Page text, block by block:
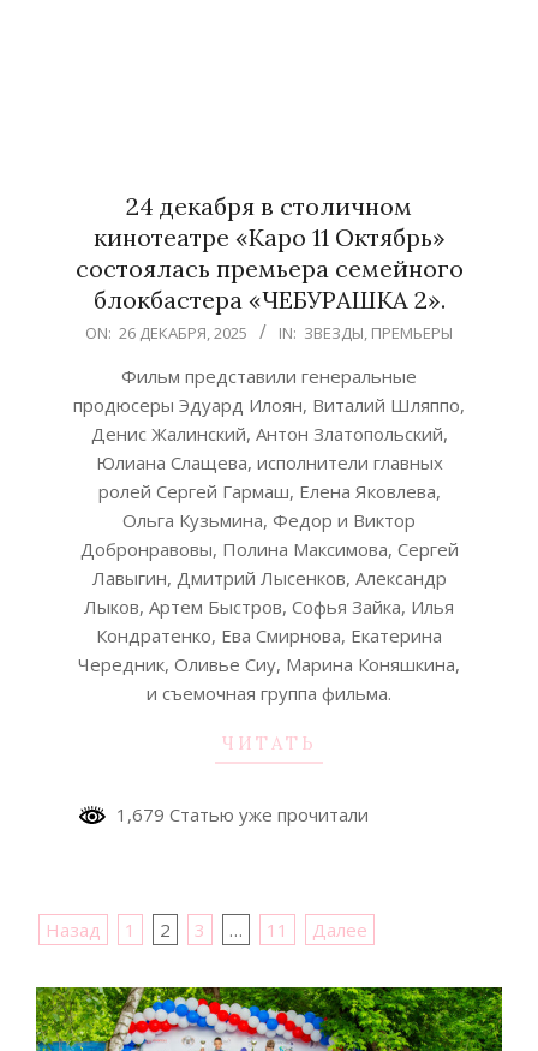
24 декабря в столичном
кинотеатре «Каро 11 Октябрь»
состоялась премьера семейного
блокбастера «ЧЕБУРАШКА 2».
2025-
ON: 26 ДЕКАБРЯ, 2025 IN: ЗВЕЗДЫ, ПРЕМЬЕРЫ
Фильм представили генеральные
продюсеры Эдуард Илоян, Виталий Шляппо,
Денис Жалинский, Антон Златопольский,
Юлиана Слащева, исполнители главных
ролей Сергей Гармаш, Елена Яковлева,
Ольга Кузьмина, Федор и Виктор
Добронравовы, Полина Максимова, Сергей
Лавыгин, Дмитрий Лысенков, Александр
Лыков, Артем Быстров, Софья Зайка, Илья
Кондратенко, Ева Смирнова, Екатерина
Чередник, Оливье Сиу, Марина Коняшкина,
и съемочная группа фильма.
ЧИТАТЬ
1,679 Статью уже прочитали
Пагинация
Назад 1 2 3 … 11 Далее